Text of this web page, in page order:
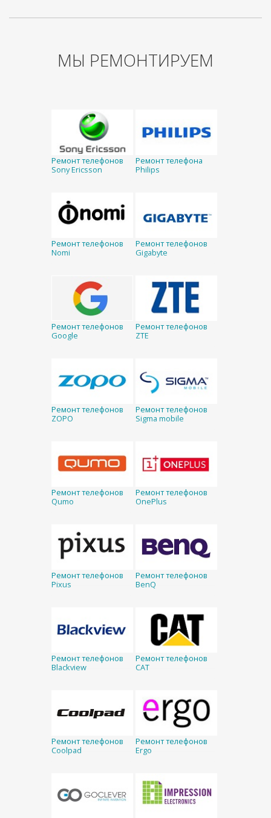
МЫ РЕМОНТИРУЕМ
Ремонт телефонов
Sony Ericsson
Ремонт телефона
Philips
Ремонт телефонов
Nomi
Ремонт телефонов
Gigabyte
Ремонт телефонов
Google
Ремонт телефонов
ZTE
Ремонт телефонов
ZOPO
Ремонт телефонов
Sigma mobile
Ремонт телефонов
Qumo
Ремонт телефонов
OnePlus
Ремонт телефонов
Pixus
Ремонт телефонов
BenQ
Ремонт телефонов
Blackview
Ремонт телефонов
CAT
Ремонт телефонов
Coolpad
Ремонт телефонов
Ergo